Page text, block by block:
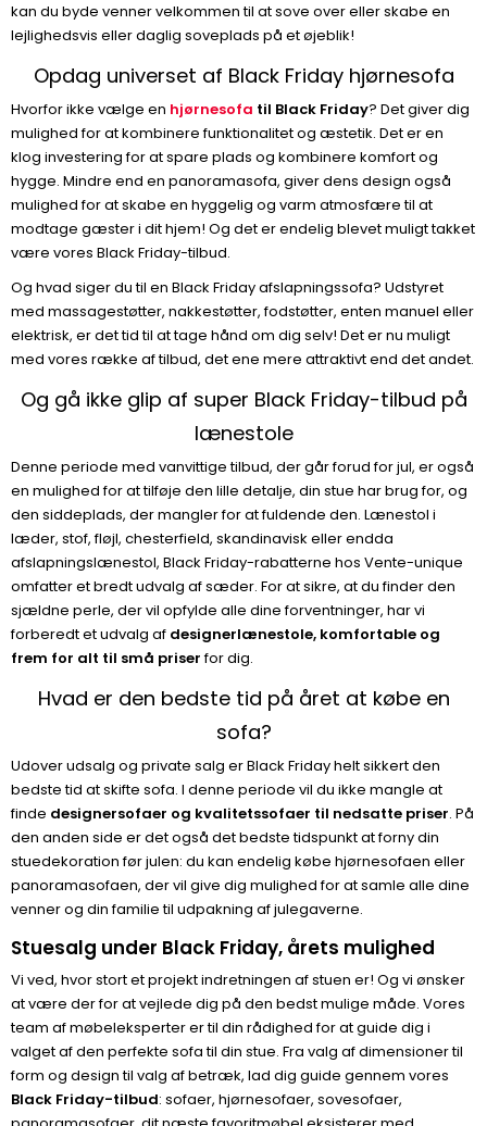
kan du byde venner velkommen til at sove over eller skabe en
lejlighedsvis eller daglig soveplads på et øjeblik!
Opdag universet af Black Friday hjørnesofa
Hvorfor ikke vælge en hjørnesofa til Black Friday? Det giver dig
mulighed for at kombinere funktionalitet og æstetik. Det er en
klog investering for at spare plads og kombinere komfort og
hygge. Mindre end en panoramasofa, giver dens design også
mulighed for at skabe en hyggelig og varm atmosfære til at
modtage gæster i dit hjem! Og det er endelig blevet muligt takket
være vores Black Friday-tilbud.
Og hvad siger du til en Black Friday afslapningssofa? Udstyret
med massagestøtter, nakkestøtter, fodstøtter, enten manuel eller
elektrisk, er det tid til at tage hånd om dig selv! Det er nu muligt
med vores række af tilbud, det ene mere attraktivt end det andet.
Og gå ikke glip af super Black Friday-tilbud på
lænestole
Denne periode med vanvittige tilbud, der går forud for jul, er også
en mulighed for at tilføje den lille detalje, din stue har brug for, og
den siddeplads, der mangler for at fuldende den. Lænestol i
læder, stof, fløjl, chesterfield, skandinavisk eller endda
afslapningslænestol, Black Friday-rabatterne hos Vente-unique
omfatter et bredt udvalg af sæder. For at sikre, at du finder den
sjældne perle, der vil opfylde alle dine forventninger, har vi
forberedt et udvalg af designerlænestole, komfortable og
frem for alt til små priserfor dig.
Hvad er den bedste tid på året at købe en
sofa?
Udover udsalg og private salg er Black Friday helt sikkert den
bedste tid at skifte sofa. I denne periode vil du ikke mangle at
finde designersofaer og kvalitetssofaer til nedsatte priser. På
den anden side er det også det bedste tidspunkt at forny din
stuedekoration før julen: du kan endelig købe hjørnesofaen eller
panoramasofaen, der vil give dig mulighed for at samle alle dine
venner og din familie til udpakning af julegaverne.
Stuesalg under Black Friday, årets mulighed
Vi ved, hvor stort et projekt indretningen af stuen er! Og vi ønsker
at være der for at vejlede dig på den bedst mulige måde. Vores
team af møbeleksperter er til din rådighed for at guide dig i
valget af den perfekte sofa til din stue. Fra valg af dimensioner til
form og design til valg af betræk, lad dig guide gennem vores
Black Friday-tilbud: sofaer, hjørnesofaer, sovesofaer,